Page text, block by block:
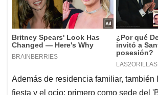
Además de residencia familiar, también
fiesta y el ocio: primero como sede del